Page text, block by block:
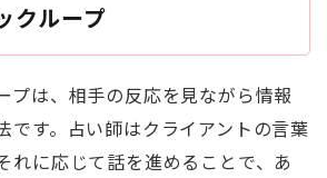
クループ
プは、相手の反応を見ながら情報
です。占い師はクライアントの言葉
れに応じて話を進めることで、あ